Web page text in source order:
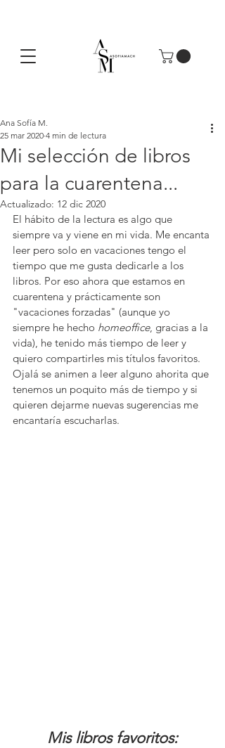
Mi selección de libros
para la cuarentena...
Ana Sofía M.
25 mar 2020 4 min de lectura
Actualizado: 12 dic 2020
El hábito de la lectura es algo que
siempre va y viene en mi vida. Me encanta
leer pero solo en vacaciones tengo el
tiempo que me gusta dedicarle a los
libros. Por eso ahora que estamos en
cuarentena y prácticamente son
"vacaciones forzadas" (aunque yo
siempre he hecho homeoffice, gracias a la
vida), he tenido más tiempo de leer y
quiero compartirles mis títulos favoritos.
Ojalá se animen a leer alguno ahorita que
tenemos un poquito más de tiempo y si
quieren dejarme nuevas sugerencias me
encantaría escucharlas.
Mis libros favoritos: